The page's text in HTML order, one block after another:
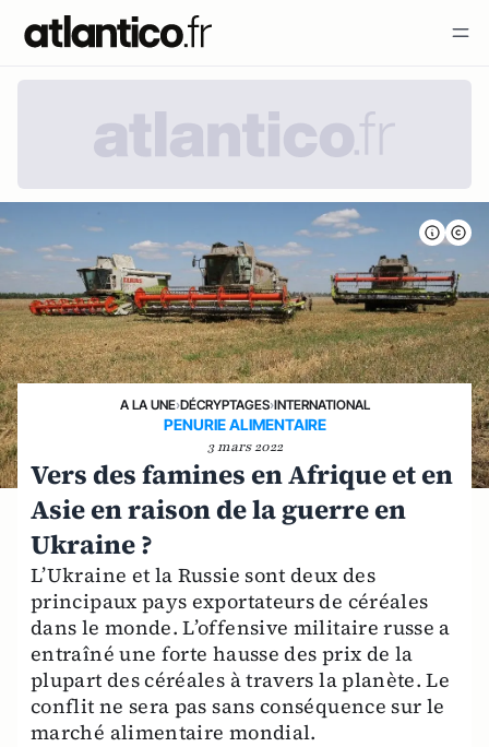
A LA UNE›DÉCRYPTAGES›INTERNATIONAL
PENURIE ALIMENTAIRE
3 mars 2022
Vers des famines en Afrique et en
Asie en raison de la guerre en
Ukraine ?
L’Ukraine et la Russie sont deux des
principaux pays exportateurs de céréales
dans le monde. L’offensive militaire russe a
entraîné une forte hausse des prix de la
plupart des céréales à travers la planète. Le
conflit ne sera pas sans conséquence sur le
marché alimentaire mondial.